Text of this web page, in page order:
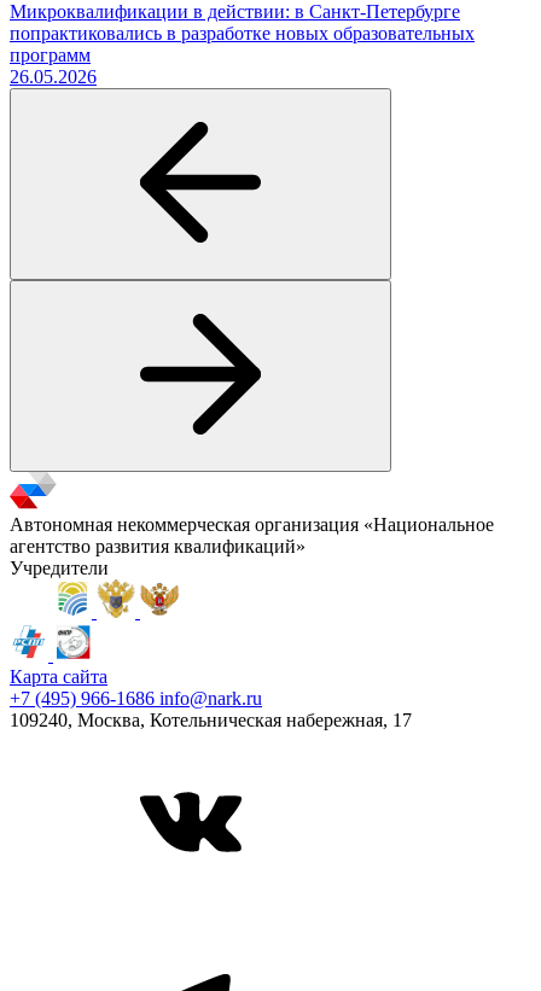
Микроквалификации в действии: в Санкт-Петербурге
попрактиковались в разработке новых образовательных
программ
26.05.2026
Автономная некоммерческая организация «Национальное
агентство развития квалификаций»
Учредители
Карта сайта
+7 (495) 966-1686 info@nark.ru
109240, Москва, Котельническая набережная, 17